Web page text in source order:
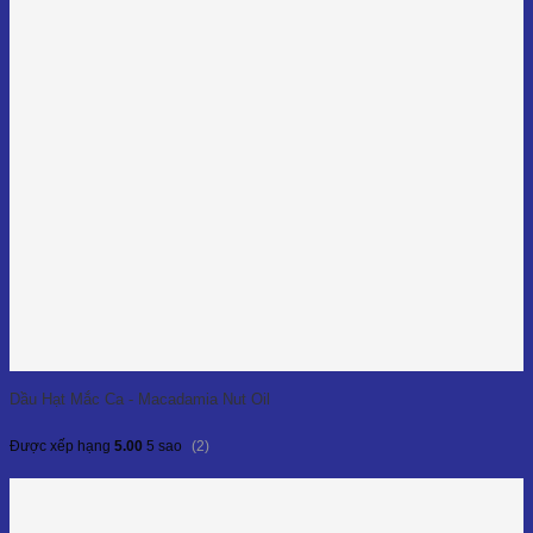
Dầu Hạt Mắc Ca - Macadamia Nut Oil
Được xếp hạng 5.00 5 sao (2)